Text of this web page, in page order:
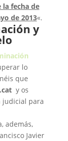
fecha de
de 2013«.
y
lo
que
y os
judicial para
además,
Javier